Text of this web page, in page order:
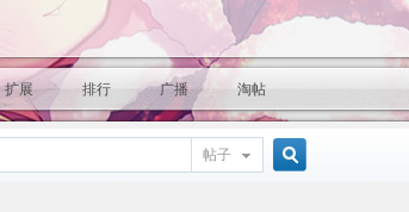
扩展 排行 广播 淘帖
帖子